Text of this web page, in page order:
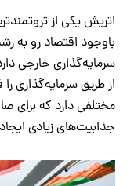
اتریش یکی از
باوجود اقتصاد رو به
سرمایه‌گذاری خارجی
از طریق سرمایه‌گذاری
مختلفی دارد که برای
جذابیت‌های زیادی